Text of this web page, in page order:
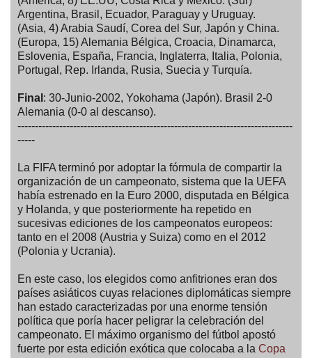
Argentina, Brasil, Ecuador, Paraguay y Uruguay.
(Asia, 4) Arabia Saudí, Corea del Sur, Japón y China.
(Europa, 15) Alemania Bélgica, Croacia, Dinamarca,
Eslovenia, España, Francia, Inglaterra, Italia, Polonia,
Portugal, Rep. Irlanda, Rusia, Suecia y Turquía.
Final : 30-Junio-2002, Yokohama (Japón). Brasil 2-0
Alemania (0-0 al descanso).
-------------------------------------------------------------------------------
-----
La FIFA terminó por adoptar la fórmula de compartir la
organización de un campeonato, sistema que la UEFA
había estrenado en la Euro 2000, disputada en Bélgica
y Holanda, y que posteriormente ha repetido en
sucesivas ediciones de los campeonatos europeos:
tanto en el 2008 (Austria y Suiza) como en el 2012
(Polonia y Ucrania).
En este caso, los elegidos como anfitriones eran dos
países asiáticos cuyas relaciones diplomáticas siempre
han estado caracterizadas por una enorme tensión
política que poría hacer peligrar la celebración del
campeonato. El máximo organismo del fútbol apostó
fuerte por esta edición exótica que colocaba a la Copa